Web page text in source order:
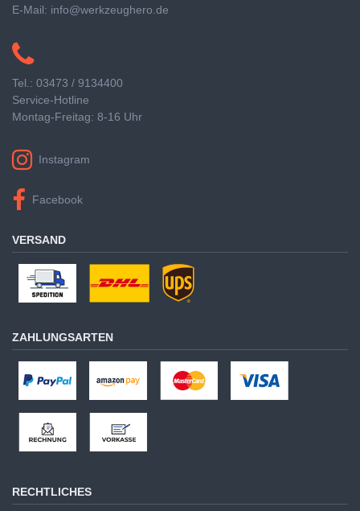
E-Mail: info@werkzeughero.de
Tel.: 03473 / 9134400
Service-Hotline
Montag-Freitag: 8-16 Uhr
Instagram
Facebook
VERSAND
ZAHLUNGSARTEN
RECHTLICHES